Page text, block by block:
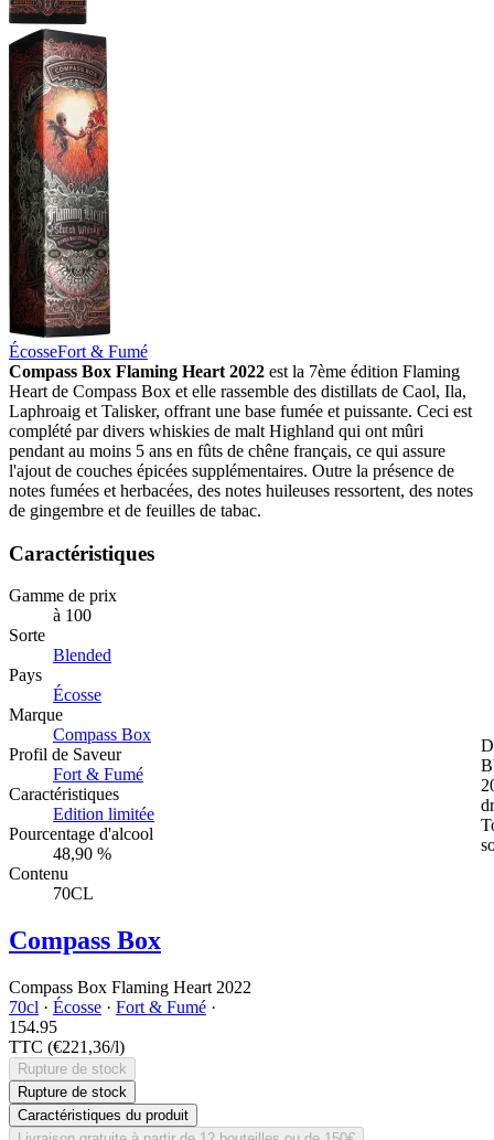
ÉcosseFort & Fumé
Compass Box Flaming Heart 2022 est la 7ème édition Flaming
Heart de Compass Box et elle rassemble des distillats de Caol, Ila,
Laphroaig et Talisker, offrant une base fumée et puissante. Ceci est
complété par divers whiskies de malt Highland qui ont mûri
pendant au moins 5 ans en fûts de chêne français, ce qui assure
l'ajout de couches épicées supplémentaires. Outre la présence de
notes fumées et herbacées, des notes huileuses ressortent, des notes
de gingembre et de feuilles de tabac.
Caractéristiques
Gamme de prix
à 100
Sorte
Blended
Pays
Écosse
Marque
Compass Box
Profil de Saveur
Fort & Fumé
Caractéristiques
Edition limitée
Pourcentage d'alcool
48,90 %
Contenu
70CL
Compass Box
Compass Box Flaming Heart 2022
70cl · Écosse · Fort & Fumé ·
154.95
TTC (€221,36/l)
Rupture de stock
Rupture de stock
Caractéristiques du produit